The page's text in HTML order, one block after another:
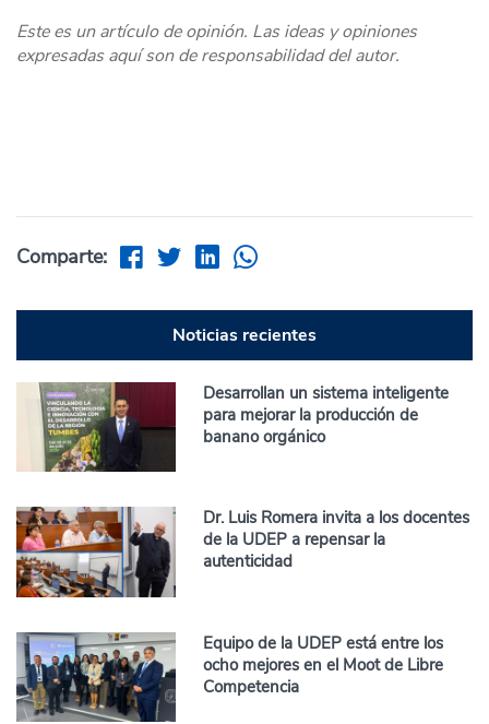
Este es un artículo de opinión. Las ideas y opiniones
expresadas aquí son de responsabilidad del autor.
Comparte:
Noticias recientes
Desarrollan un sistema inteligente
para mejorar la producción de
banano orgánico
Dr. Luis Romera invita a los docentes
de la UDEP a repensar la
autenticidad
Equipo de la UDEP está entre los
ocho mejores en el Moot de Libre
Competencia